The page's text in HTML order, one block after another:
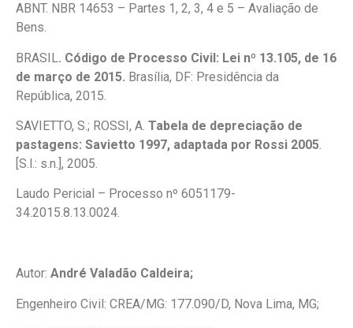
ABNT. NBR 14653 – Partes 1, 2, 3, 4 e 5 – Avaliação de
Bens.
BRASIL. Código de Processo Civil: Lei nº 13.105, de 16
de março de 2015. Brasília, DF: Presidência da
República, 2015.
SAVIETTO, S.; ROSSI, A. Tabela de depreciação de
pastagens: Savietto 1997, adaptada por Rossi 2005.
[S.l.: s.n.], 2005.
Laudo Pericial – Processo nº 6051179-
34.2015.8.13.0024.
Autor: André Valadão Caldeira;
Engenheiro Civil: CREA/MG: 177.090/D, Nova Lima, MG;